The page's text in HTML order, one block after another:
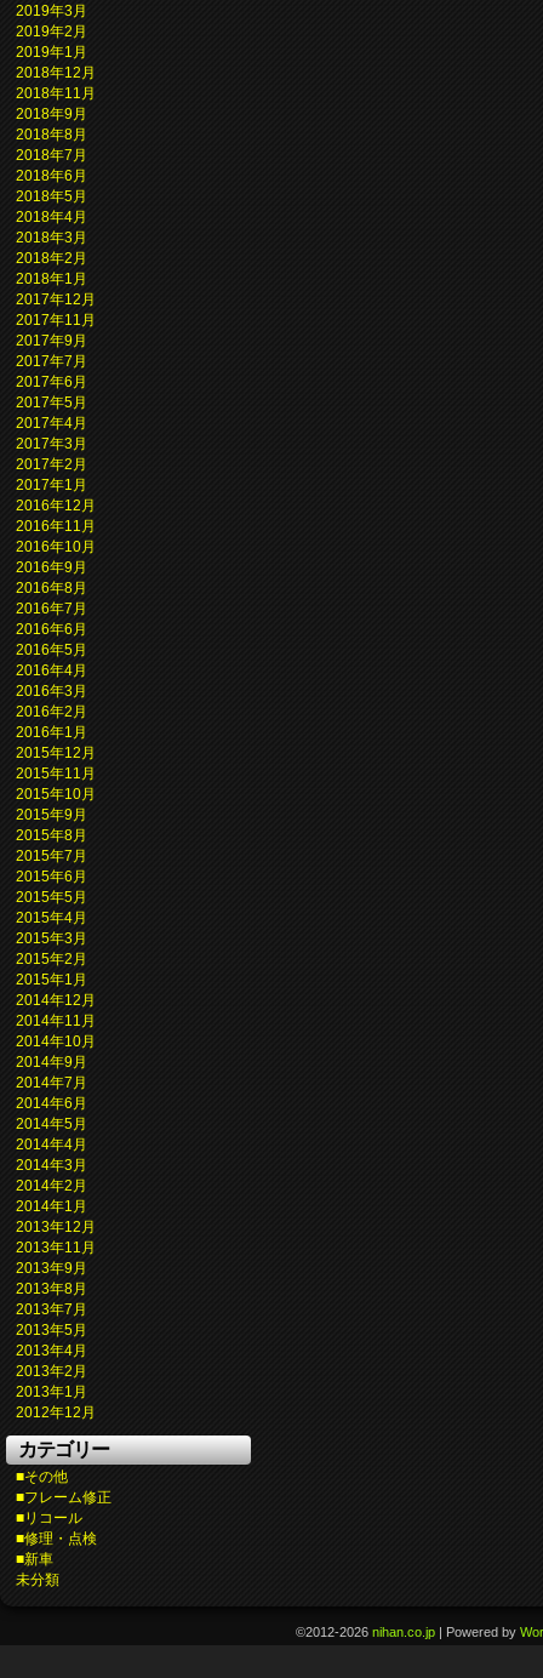
2019年3月
2019年2月
2019年1月
2018年12月
2018年11月
2018年9月
2018年8月
2018年7月
2018年6月
2018年5月
2018年4月
2018年3月
2018年2月
2018年1月
2017年12月
2017年11月
2017年9月
2017年7月
2017年6月
2017年5月
2017年4月
2017年3月
2017年2月
2017年1月
2016年12月
2016年11月
2016年10月
2016年9月
2016年8月
2016年7月
2016年6月
2016年5月
2016年4月
2016年3月
2016年2月
2016年1月
2015年12月
2015年11月
2015年10月
2015年9月
2015年8月
2015年7月
2015年6月
2015年5月
2015年4月
2015年3月
2015年2月
2015年1月
2014年12月
2014年11月
2014年10月
2014年9月
2014年7月
2014年6月
2014年5月
2014年4月
2014年3月
2014年2月
2014年1月
2013年12月
2013年11月
2013年9月
2013年8月
2013年7月
2013年5月
2013年4月
2013年2月
2013年1月
2012年12月
カテゴリー
■その他
■フレーム修正
■リコール
■修理・点検
■新車
未分類
©2012-2026nihan.co.jp | Powered by